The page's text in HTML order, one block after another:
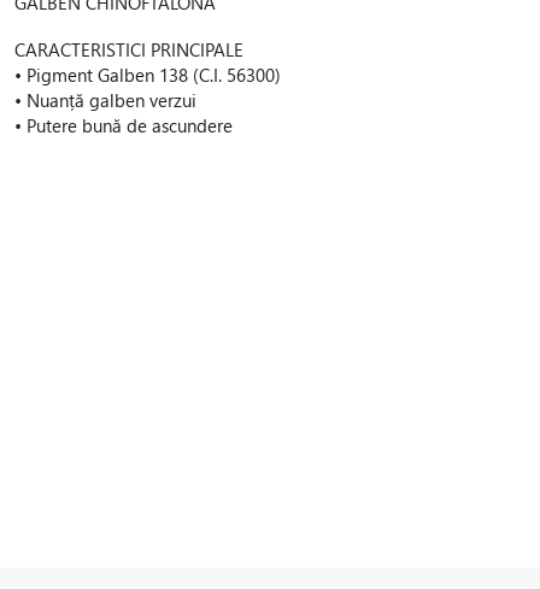
CARACTERISTICI PRINCIPALE
• Pigment Galben 138 (C.I. 56300)
• Nuanță galben verzui
• Putere bună de ascundere